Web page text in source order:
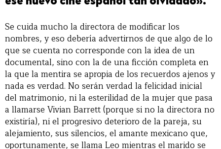
Se cuida mucho la directora de modificar los
nombres, y eso debería advertirnos de que algo de lo
que se cuenta no corresponde con la idea de un
documental, sino con la de una ficción completa en
la que la mentira se apropia de los recuerdos ajenos y
nada es verdad. No serán verdad la felicidad inicial
del matrimonio, ni la esterilidad de la mujer que pasa
a llamarse Vivian Barrett (porque si no la directora no
existiría), ni el progresivo deterioro de la pareja, su
alejamiento, sus silencios, el amante mexicano que,
oportunamente, se llama Leo mientras el marido se